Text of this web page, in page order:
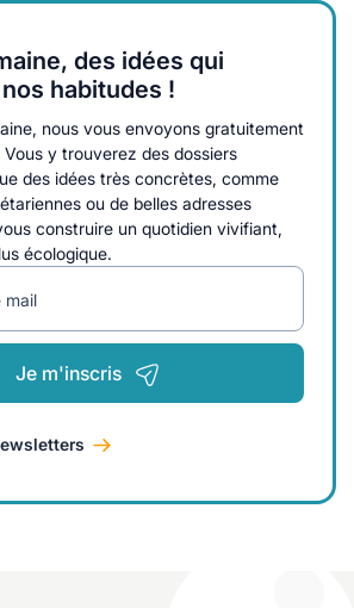
des idées qui
habitudes !
nous vous envoyons gratuitement
y trouverez des dossiers
des idées très concrètes, comme
ou de belles adresses
construire un quotidien vivifiant,
écologique.
mail
Je m'inscris